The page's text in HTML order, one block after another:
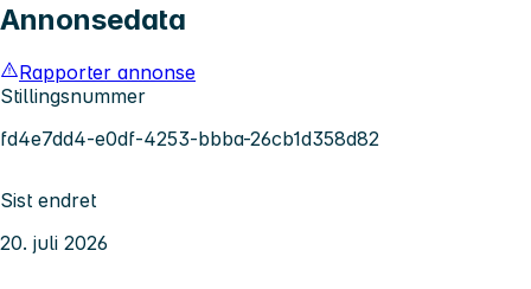
Annonsedata
Rapporter annonse
Stillingsnummer
fd4e7dd4-e0df-4253-bbba-26cb1d358d82
Sist endret
20. juli 2026